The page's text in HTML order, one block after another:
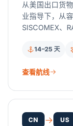
从美国出口货
业指导下，从
SISCOMEX、
14–25 天
查看航线
CN US